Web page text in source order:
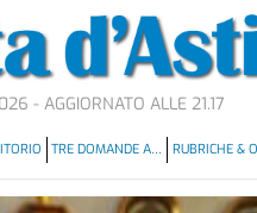
- AGGIORNATO ALLE 21.17
TRE DOMANDE A… RUBRICHE &